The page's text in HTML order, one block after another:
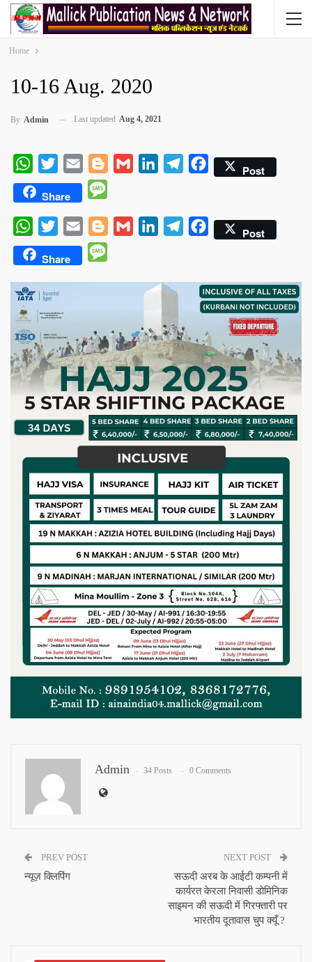
Home
10-16 Aug. 2020
By Admin Last updated Aug 4, 2021
WhatsApp
Twitter Email BloggerGmail LinkedInTelegramFacebookPost
Share
WhatsApp
Twitter Email BloggerGmail LinkedInTelegramFacebookPost
Share
Admin 34 Posts 0 Comments
PREV POST
न्यूज़ क्लिपिंग
NEXT POST
सऊदी अरब के आईटी कम्पनी में
कार्यरत केरला निवासी डोमिनिक
साइमन की सऊदी में गिरफ्तारी पर
भारतीय दूतावास चुप क्यूँ ?